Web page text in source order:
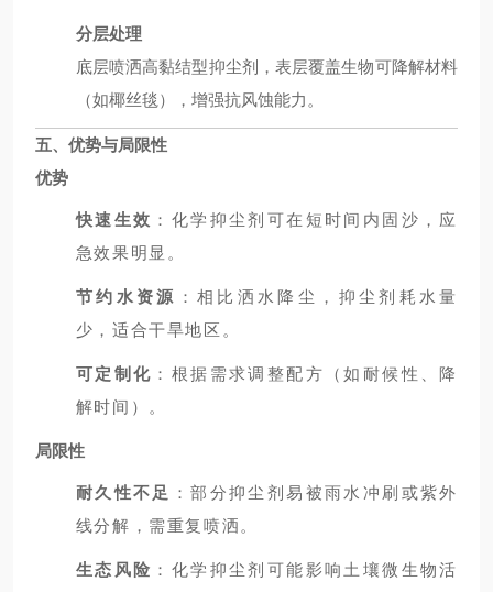
分层处理
底层喷洒高黏结型抑尘剂，表层覆盖生物可降解材料
（如椰丝毯），增强抗风蚀能力。
五、优势与局限性
优势
快速生效 ：化学抑尘剂可在短时间内固沙，应
急效果明显。
节约水资源 ：相比洒水降尘，抑尘剂耗水量
少，适合干旱地区。
可定制化 ：根据需求调整配方（如耐候性、降
解时间）。
局限性
耐久性不足 ：部分抑尘剂易被雨水冲刷或紫外
线分解，需重复喷洒。
生态风险 ：化学抑尘剂可能影响土壤微生物活